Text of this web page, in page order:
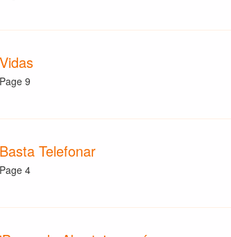
Vidas
Page 9
Basta Telefonar
Page 4